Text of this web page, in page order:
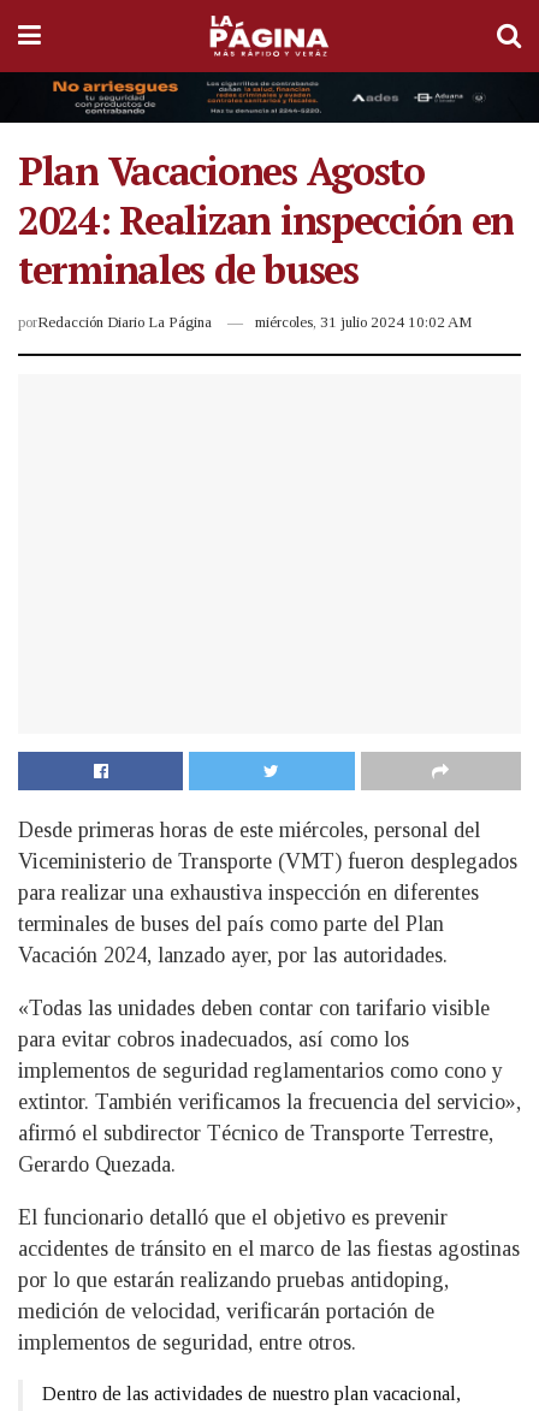
Plan Vacaciones Agosto
2024: Realizan inspección en
terminales de buses
porRedacción Diario La Página miércoles, 31 julio 2024 10:02 AM
Desde primeras horas de este miércoles, personal del
Viceministerio de Transporte (VMT) fueron desplegados
para realizar una exhaustiva inspección en diferentes
terminales de buses del país como parte del Plan
Vacación 2024, lanzado ayer, por las autoridades.
«Todas las unidades deben contar con tarifario visible
para evitar cobros inadecuados, así como los
implementos de seguridad reglamentarios como cono y
extintor. También verificamos la frecuencia del servicio»,
afirmó el subdirector Técnico de Transporte Terrestre,
Gerardo Quezada.
El funcionario detalló que el objetivo es prevenir
accidentes de tránsito en el marco de las fiestas agostinas
por lo que estarán realizando pruebas antidoping,
medición de velocidad, verificarán portación de
implementos de seguridad, entre otros.
Dentro de las actividades de nuestro plan vacacional,